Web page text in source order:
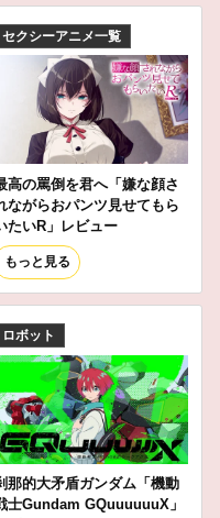
セクシーアニメ一覧
高の罵倒を君へ「嫌な顔さ
ながらおパンツ見せてもら
たいR」レビュー
もっと見る
ロボット
那的大矛盾ガンダム「機動
士Gundam GQuuuuuuX」